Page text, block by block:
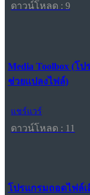
ดาวน์โหลด : 9
Media Toolbox (โ
ช่วยแปลงไฟล์)
แชร์แวร์
ดาวน์โหลด : 11
โปรแกรมถอดไฟล์